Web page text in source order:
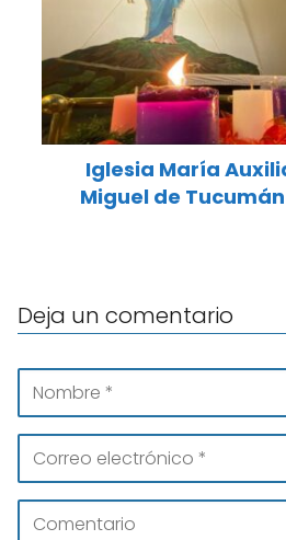
Iglesia María
Miguel de
Deja un comentario